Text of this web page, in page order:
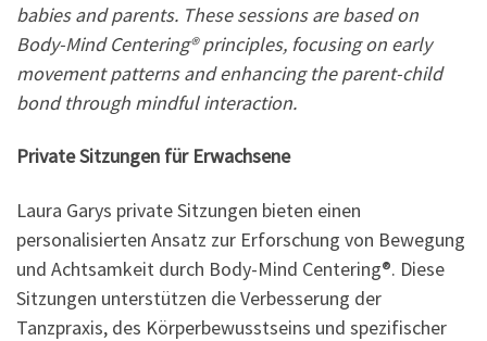
babies and parents. These sessions are based on
Body-Mind Centering® principles, focusing on early
movement patterns and enhancing the parent-child
bond through mindful interaction.
Private Sitzungen für Erwachsene
Laura Garys private Sitzungen bieten einen
personalisierten Ansatz zur Erforschung von Bewegung
und Achtsamkeit durch Body-Mind Centering®. Diese
Sitzungen unterstützen die Verbesserung der
Tanzpraxis, des Körperbewusstseins und spezifischer